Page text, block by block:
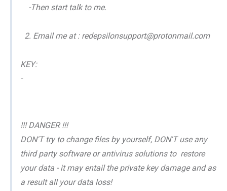
-Then start talk to me.
2. Email me at : redepsilonsupport@protonmail.com
KEY:
-
!!! DANGER !!!
DON'T try to change files by yourself, DON'T use any
third party software or antivirus solutions to restore
your data - it may entail the private key damage and as
a result all your data loss!